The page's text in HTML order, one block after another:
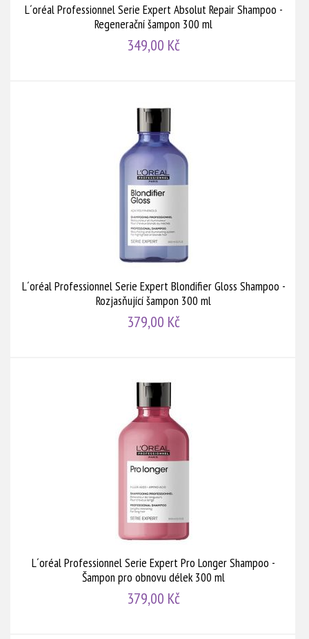
L´oréal Professionnel Serie Expert Absolut Repair Shampoo -
Regenerační šampon 300 ml
349,00 Kč
L´oréal Professionnel Serie Expert Blondifier Gloss Shampoo -
Rozjasňující šampon 300 ml
379,00 Kč
L´oréal Professionnel Serie Expert Pro Longer Shampoo -
Šampon pro obnovu délek 300 ml
379,00 Kč